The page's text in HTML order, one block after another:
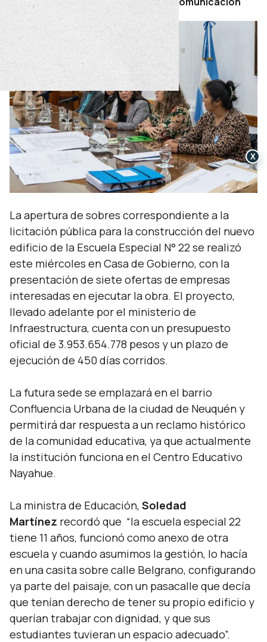
La apertura de sobres correspondiente a la
licitación pública para la construcción del nuevo
edificio de la Escuela Especial N° 22 se realizó
este miércoles en Casa de Gobierno, con la
presentación de siete ofertas de empresas
interesadas en ejecutar la obra. El proyecto,
llevado adelante por el ministerio de
Infraestructura, cuenta con un presupuesto
oficial de 3.953.654.778 pesos y un plazo de
ejecución de 450 días corridos.
La futura sede se emplazará en el barrio
Confluencia Urbana de la ciudad de Neuquén y
permitirá dar respuesta a un reclamo histórico
de la comunidad educativa, ya que actualmente
la institución funciona en el Centro Educativo
Nayahue.
La ministra de Educación, Soledad
Martínez recordó que “la escuela especial 22
tiene 11 años, funcionó como anexo de otra
escuela y cuando asumimos la gestión, lo hacía
en una casita sobre calle Belgrano, configurando
ya parte del paisaje, con un pasacalle que decía
que tenían derecho de tener su propio edificio y
querían trabajar con dignidad, y que sus
estudiantes tuvieran un espacio adecuado”.
X